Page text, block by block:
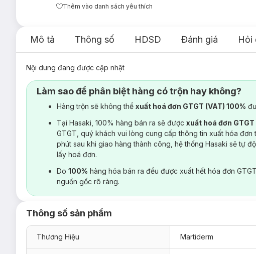
Thêm vào danh sách yêu thích
Mô tả Thông số HDSD Đánh giá Hỏi
Nội dung đang được cập nhật
Làm sao để phân biệt hàng có trộn hay không?
Hàng trộn sẽ không thể xuất hoá đơn GTGT (VAT) 100%
Tại Hasaki, 100% hàng bán ra sẽ được xuất hoá đơn GTGT
GTGT, quý khách vui lòng cung cấp thông tin xuất hóa
phút sau khi giao hàng thành công, hệ thống Hasaki sẽ tự
lấy hoá đơn.
Do 100% hàng hóa bán ra đều được xuất hết hóa đơn
nguồn gốc rõ ràng.
Thông số sản phẩm
Thương Hiệu Martiderm